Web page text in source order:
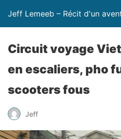
Jeff Lemeeb – Récit d'un
Circuit voyage
en escaliers, pho
scooters fous
Jeff